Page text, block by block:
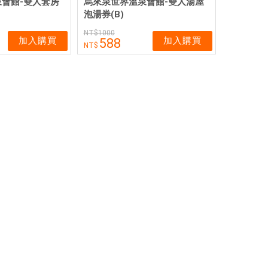
加入購買
泡湯券(B)
1000
588 加入購買